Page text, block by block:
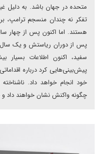
متحده در جهان باشد. به دلیل
تفکر نه چندان منسجم ترامپ،
هستند. اما اکنون پس از چهار
پس از دوران ریاستش و یک سال
سفید، اکنون اطلاعات بسیار
پیش‌بینی‌هایی کرد درباره
خود انجام خواهد داد.
چگونه واکنش نشان خواهند داد و